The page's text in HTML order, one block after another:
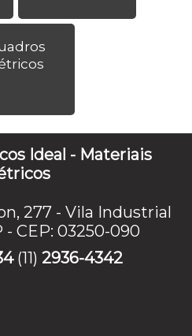
Ideal - Materiais
277 - Vila Industrial
- CEP: 03250-090
(11) 2936-4342